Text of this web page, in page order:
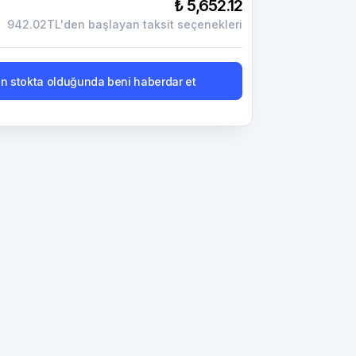
₺ 5,652.12
942.02TL'den başlayan taksit seçenekleri
stokta olduğunda beni haberdar et